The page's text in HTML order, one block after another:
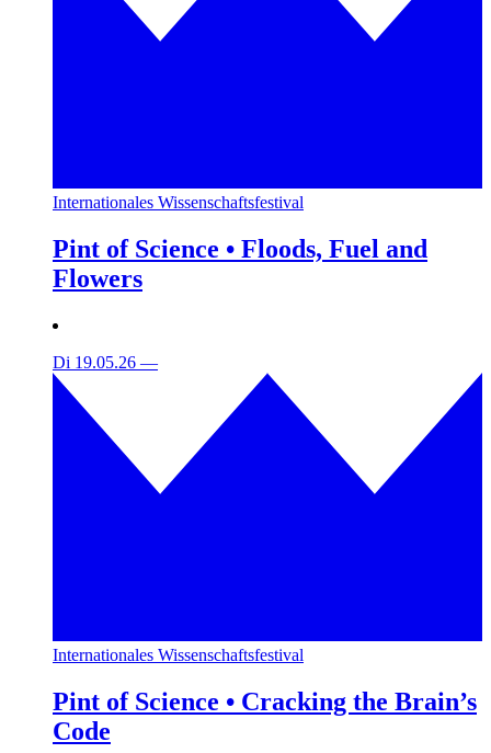
Internationales Wissenschaftsfestival
Pint of Science • Floods, Fuel and
Flowers
Di 19.05.26 —
Internationales Wissenschaftsfestival
Pint of Science • Cracking the Brain’s
Code